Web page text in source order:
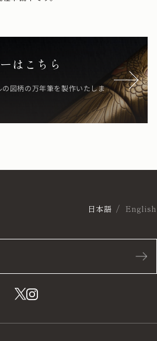
はこちら
図柄の万年筆を製作いたしま
日本語 English